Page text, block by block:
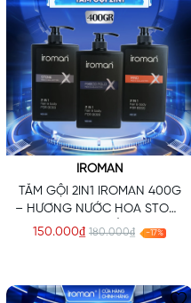
IROMAN
TẮM GỘI 2IN1 IROMAN 400G
– HƯƠNG NƯỚC HOA STONE
CAO CẤP
150.000₫ 180.000₫ -17%